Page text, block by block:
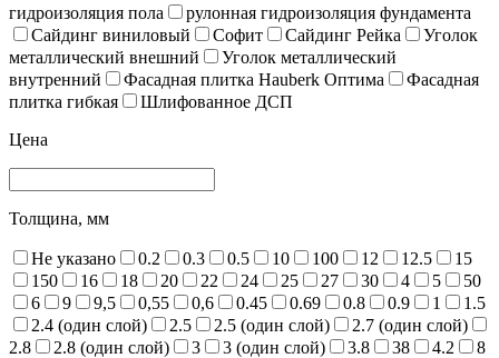
гидроизоляция пола
рулонная гидроизоляция фундамента
Сайдинг виниловый
Софит Сайдинг Рейка
Уголок
металлический внешний
Уголок металлический
внутренний
Фасадная плитка Hauberk Оптима
Фасадная
плитка гибкая
Шлифованное ДСП
Цена
Толщина, мм
Не указано 0.2 0.3 0.5 10 100 12 12.5
15
150
16 18 20 22 24 25 27 30 4 5
50
6
9 9,5 0,55 0,6 0.45 0.69 0.8 0.9 1
1.5
2.4 (один слой)
2.5 2.5 (один слой)
2.7 (один слой)
2.8
2.8 (один слой) 3 3 (один слой) 3.8 38 4.2
8